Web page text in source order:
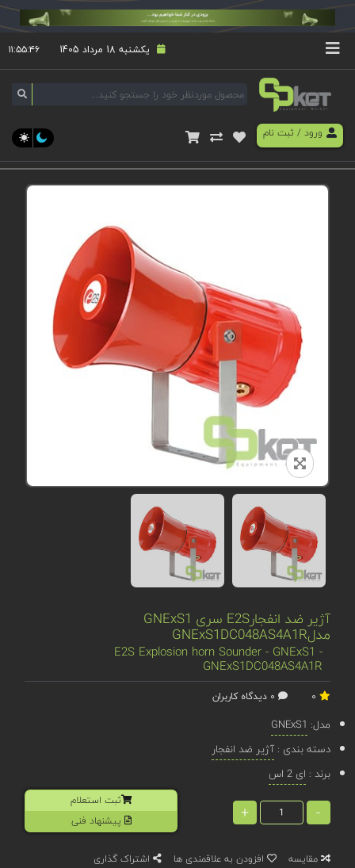
یکشنبه 18 مرداد 1405 ۱۱:۵۵:۴۶
ورود/ ثبت نام
آژیر ضد انفجارE2S سری GNExS1
مدلGNExS1DC048AS4A1R
E2S Explosion horn Sounder - GNExS1 -
GNExS1DC048AS4A1R
مدل: GNExS1
دسته بندی :آژیر ضد انفجار
برند : ای 2 اس
-
+
ثبت استعلام
پیشنهاد فنی
مقایسه افزودن به علاقمندی ها اشتراک گذاری